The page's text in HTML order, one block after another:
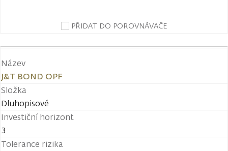
PŘIDAT DO POROVNÁVAČE
Název
J&T BOND OPF
Složka
Dluhopisové
Investiční horizont
3
Tolerance rizika